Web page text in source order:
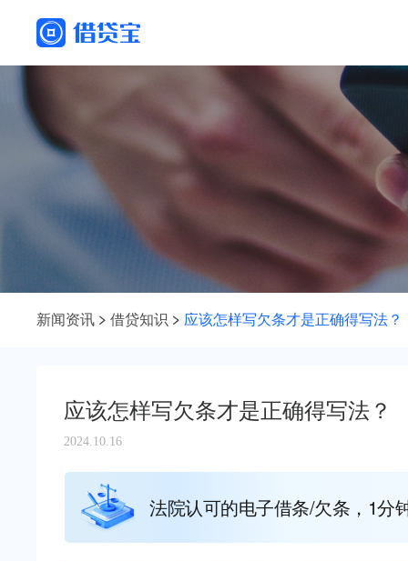
新闻资讯 借贷知识 应该怎样写欠条才是正确得写法？
应该怎样写欠条才是正确得写法？
2024.10.16
法院认可的电子借条/欠条，1分